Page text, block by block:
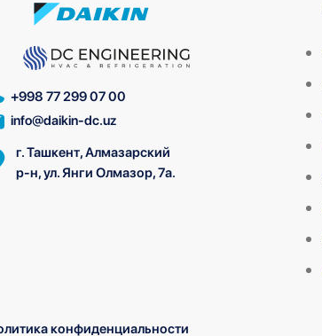
+998 77 299 07 00
info@daikin-dc.uz
г. Ташкент, Алмазарский
р-н, ул. Янги Олмазор, 7а.
конфиденциальности